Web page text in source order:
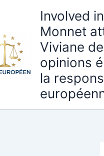
Involved
Monnet
Viviane
opinions
la